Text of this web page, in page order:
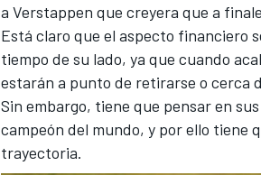
a Verstappen que creyera que a
Está claro que el aspecto financiero
tiempo de su lado, ya que cuando
estarán a punto de retirarse o cerca
Sin embargo, tiene que pensar en
campeón del mundo, y por ello tiene
trayectoria.